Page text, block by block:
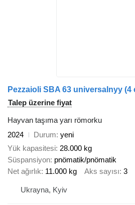
Pezzaioli SBA 63 universalnyy (4
Talep üzerine fiyat
Hayvan taşıma yarı römorku
2024
Durum yeni
Yük kapasitesi 28.000 kg
Süspansiyon pnömatik/pnömatik
Net ağırlık 11.000 kg Aks sayısı 3
Ukrayna, Kyiv